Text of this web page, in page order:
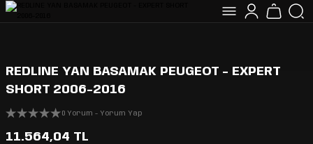
REDLINE YAN BASAMAK PEUGEOT - EXPERT
SHORT 2006-2016
0 Yorum - Yorum Yap
11.564,04 TL